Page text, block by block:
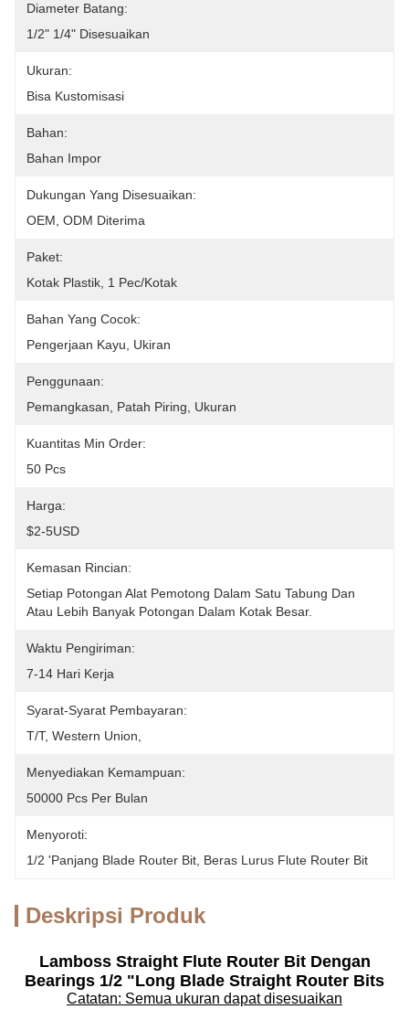
Diameter Batang:
1/2" 1/4" Disesuaikan
Ukuran:
Bisa Kustomisasi
Bahan:
Bahan Impor
Dukungan Yang Disesuaikan:
OEM, ODM Diterima
Paket:
Kotak Plastik, 1 Pec/kotak
Bahan Yang Cocok:
Pengerjaan Kayu, Ukiran
Penggunaan:
Pemangkasan, Patah Piring, Ukuran
Kuantitas Min Order:
50 Pcs
Harga:
$2-5USD
Kemasan Rincian:
Setiap Potongan Alat Pemotong Dalam Satu Tabung Dan
Atau Lebih Banyak Potongan Dalam Kotak Besar.
Waktu Pengiriman:
7-14 Hari Kerja
Syarat-Syarat Pembayaran:
T/T, Western Union,
Menyediakan Kemampuan:
50000 Pcs Per Bulan
Menyoroti:
1/2 'panjang Blade Router Bit Beras Lurus Flute Router Bit
Deskripsi Produk
Lamboss Straight Flute Router Bit Dengan
Bearings 1/2 "Long Blade Straight Router Bits
Catatan: Semua ukuran dapat disesuaikan